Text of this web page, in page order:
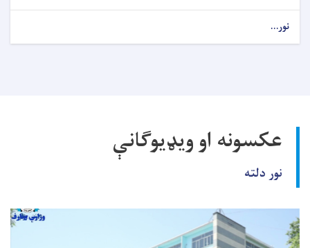
نور...
عکسونه او ویډیوګانې
نور دلته